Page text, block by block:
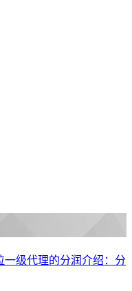
一级代理的分润介绍：分